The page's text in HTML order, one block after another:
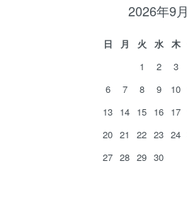
2026年9月
日 月 火 水 木
1
2 3
6
7 8 9 10
13 14 15 16 17
20 21 22 23 24
27 28 29 30